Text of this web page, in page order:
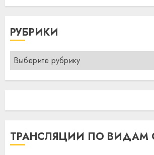
РУБРИКИ
Рубрики
ТРАНСЛЯЦИИ ПО ВИДАМ